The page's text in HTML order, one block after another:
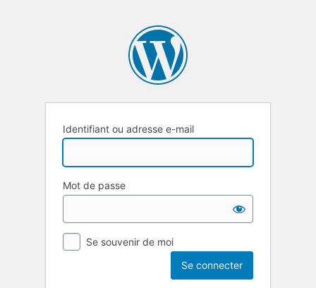
Identifiant ou adresse e-mail
Mot de passe
Se souvenir de moi